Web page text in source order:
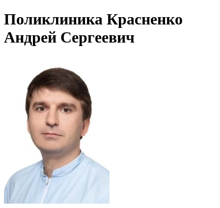
Поликлиника Красненко
Андрей Сергеевич